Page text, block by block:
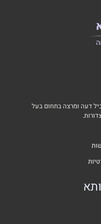
דעה ומרצה בתחום בעל